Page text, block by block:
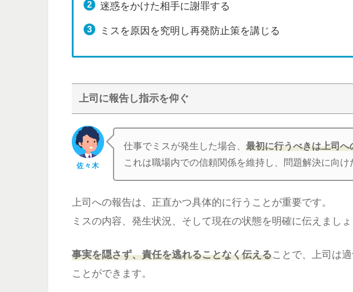
迷惑をかけた相手に謝罪する
ミスを原因を究明し再発防止策を講じる
上司に報告し指示を仰ぐ
佐々木
仕事でミスが発生した場合、 最初に行うべきは上司へ
これは職場内での信頼関係を維持し、問題解決に向け
上司への報告は、正直かつ具体的に行うことが重要です。
ミスの内容、発生状況、そして現在の状態を明確に伝えましょ
事実を隠さず、責任を逃れることなく伝えることで、上司は
ことができます。